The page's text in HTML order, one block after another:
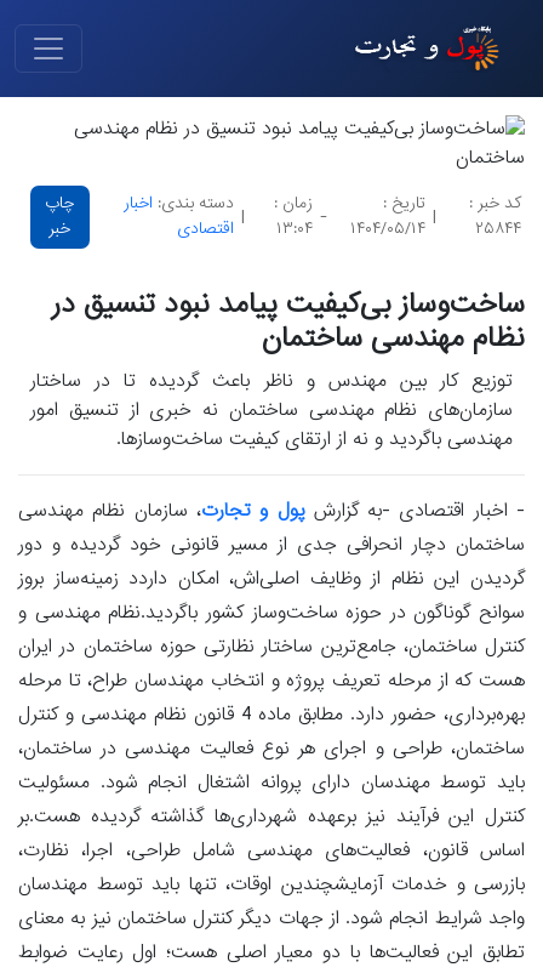
کد خبر :
۲۵۸۴۴
|
تاریخ :
۱۴۰۴/۰۵/۱۴
-
زمان :
۱۳:۰۴
|
دسته بندی: اخبار
اقتصادی
چاپ
خبر
ساخت‌وساز بی‌کیفیت پیامد نبود تنسیق در
نظام مهندسی ساختمان
توزیع کار بین مهندس و ناظر باعث گردیده تا در ساختار
سازمان‌های نظام مهندسی ساختمان نه خبری از تنسیق امور
مهندسی باگردید و نه از ارتقای کیفیت ساخت‌وسازها.
- اخبار اقتصادی -به گزارشپول و تجارت، سازمان نظام مهندسی
ساختمان دچار انحرافی جدی از مسیر قانونی خود گردیده و دور
گردیدن این نظام از وظایف اصلی‌اش، امکان داردد زمینه‌ساز بروز
سوانح گوناگون در حوزه ساخت‌وساز کشور باگردید.نظام مهندسی و
کنترل ساختمان، جامع‌ترین ساختار نظارتی حوزه ساختمان در ایران
هست که از مرحله تعریف پروژه و انتخاب مهندسان طراح، تا مرحله
بهره‌برداری، حضور دارد. مطابق ماده 4 قانون نظام مهندسی و کنترل
ساختمان، طراحی و اجرای هر نوع فعالیت مهندسی در ساختمان،
باید توسط مهندسان دارای پروانه اشتغال انجام شود. مسئولیت
کنترل این فرآیند نیز برعهده شهرداری‌ها گذاشته گردیده هست.بر
اساس قانون، فعالیت‌های مهندسی شامل طراحی، اجرا، نظارت،
بازرسی و خدمات آزمایشچندین اوقات، تنها باید توسط مهندسان
واجد شرایط انجام شود. از جهات دیگر کنترل ساختمان نیز به معنای
تطابق این فعالیت‌ها با دو معیار اصلی هست؛ اول رعایت ضوابط